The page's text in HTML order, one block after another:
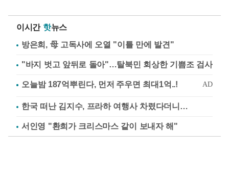
이시간 핫뉴스
방은희, 母 고독사에 오열 "이틀 만에 발견"
"바지 벗고 앞뒤로 돌아"…탈북민 회상한 기쁨조 검사
한국 떠난 김지수, 프라하 여행사 차렸다더니…
서인영 "환희가 크리스마스 같이 보내자 해"